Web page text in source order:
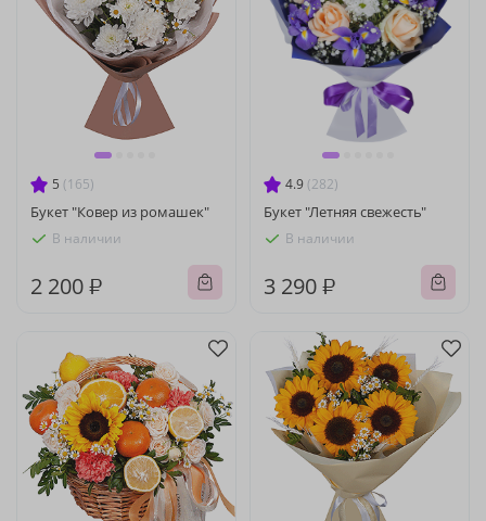
5 (165)
Букет "Ковер из ромашек"
В наличии
2 200 ₽
4.9 (282)
Букет "Летняя свежесть"
В наличии
3 290 ₽